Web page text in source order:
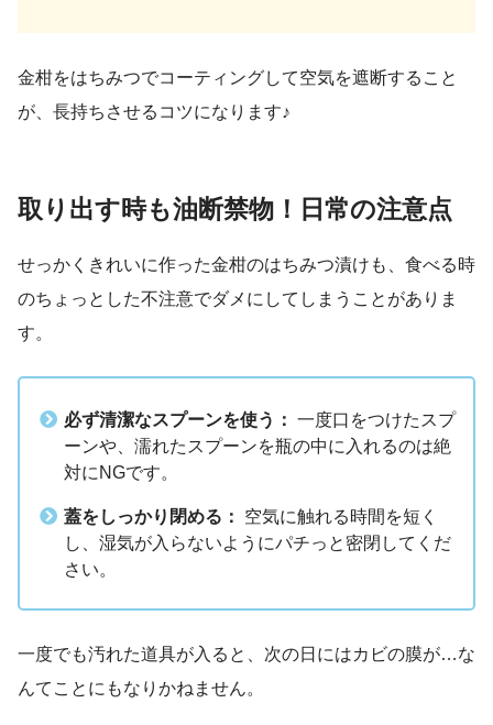
金柑をはちみつでコーティングして空気を遮断すること
が、長持ちさせるコツになります♪
取り出す時も油断禁物！日常の注意点
せっかくきれいに作った金柑のはちみつ漬けも、食べる時
のちょっとした不注意でダメにしてしまうことがありま
す。
必ず清潔なスプーンを使う： 一度口をつけたスプ
ーンや、濡れたスプーンを瓶の中に入れるのは絶
対にNGです。
蓋をしっかり閉める：
空気に触れる時間を短く
し、湿気が入らないようにパチっと密閉してくだ
さい。
一度でも汚れた道具が入ると、次の日にはカビの膜が…な
んてことにもなりかねません。